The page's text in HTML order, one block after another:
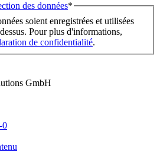
des données*
soient enregistrées et utilisées
Pour plus d'informations,
de confidentialité.
GmbH
0